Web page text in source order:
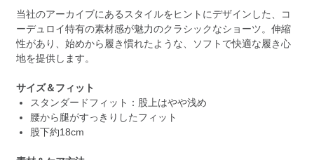
当社のアーカイブにあるスタイルをヒントにデザインした、コ
ーデュロイ特有の素材感が魅力のクラシックなショーツ。伸縮
性があり、始めから履き慣れたような、ソフトで快適な履き心
地を提供します。
サイズ＆フィット
スタンダードフィット：股上はやや浅め
腰から腿がすっきりしたフィット
股下約18cm